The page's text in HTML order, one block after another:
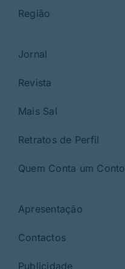
Região
Jornal
Revista
Mais Sal
Retratos de Perfil
Quem Conta um Conto
Apresentação
Contactos
Publicidade